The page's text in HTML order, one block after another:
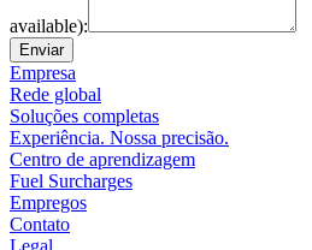
available):
Enviar
Empresa
Rede global
Soluções completas
Experiência. Nossa precisão.
Centro de aprendizagem
Fuel Surcharges
Empregos
Contato